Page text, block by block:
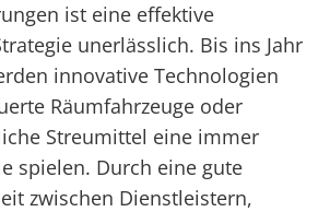
ist eine effektive
unerlässlich. Bis ins Jahr
innovative Technologien
Räumfahrzeuge oder
Streumittel eine immer
spielen. Durch eine gute
zwischen Dienstleistern,